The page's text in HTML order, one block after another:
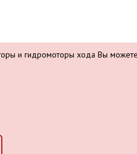
и гидромоторы хода Вы